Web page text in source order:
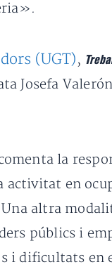
(UGT),
Josefa
la
activitat en
altra
públics i
i dificultats en